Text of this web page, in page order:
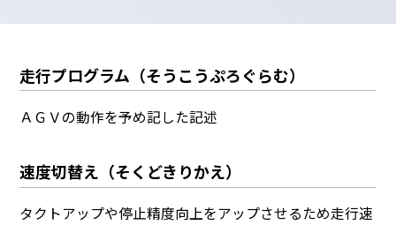
走行プログラム（そうこうぷろぐらむ）
ＡＧＶの動作を予め記した記述
速度切替え（そくどきりかえ）
タクトアップや停止精度向上をアップさせるため走行速